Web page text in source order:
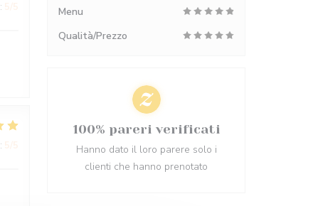
:
:
Menu
Qualità/Prezzo
100% pareri verificati
Hanno dato il loro parere solo i
clienti che hanno prenotato